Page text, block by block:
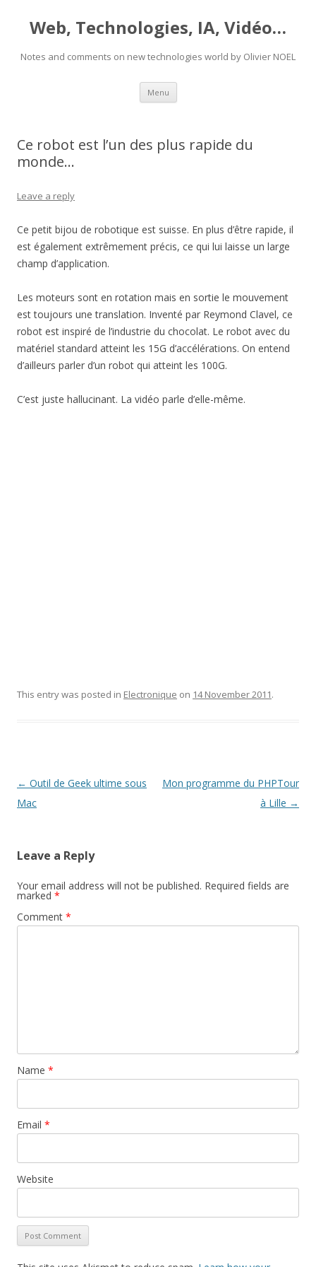
Web, Technologies, IA, Vidéo…
Notes and comments on new technologies world by Olivier NOEL
Menu Skip
content
Ce robot est l’un des plus rapide du
monde…
Leave a reply
Ce petit bijou de robotique est suisse. En plus d’être rapide, il
est également extrêmement précis, ce qui lui laisse un large
champ d’application.
Les moteurs sont en rotation mais en sortie le mouvement
est toujours une translation. Inventé par Reymond Clavel, ce
robot est inspiré de l’industrie du chocolat. Le robot avec du
matériel standard atteint les 15G d’accélérations. On entend
d’ailleurs parler d’un robot qui atteint les 100G.
C’est juste hallucinant. La vidéo parle d’elle-même.
This entry was posted in Electronique on 14 November 2011.
Post
navigation
← Outil de Geek ultime sous
Mac
Mon programme du PHPTour
à Lille →
Leave a Reply
Your email address will not be published. Required fields are
marked *
Comment *
Name *
Email *
Website